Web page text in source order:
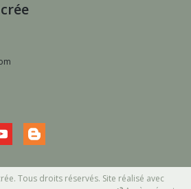
Tous droits réservés. Site réalisé avec